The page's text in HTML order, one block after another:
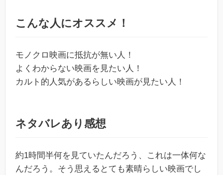
こんな人にオススメ！
モノクロ映画に抵抗が無い人！
よくわからない映画を見たい人！
カルト的人気があるらしい映画が見たい人！
ネタバレあり感想
約1時間半何を見ていたんだろう、これは一体何な
んだろう。そう思えるとても素晴らしい映画でし